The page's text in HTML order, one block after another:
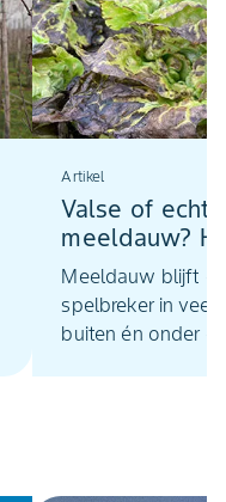
Artikel
Valse of echte
meeldauw?
verschil
strategie
Meeldauw blijft
spelbreker in veel
buiten én onder